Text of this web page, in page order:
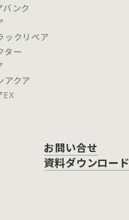
バンク
ックリペア
ター
アクア
EX
お問い合せ
資料ダウンロード